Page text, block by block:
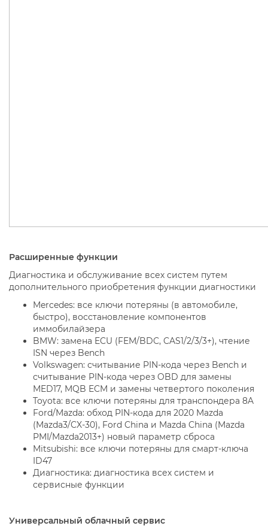
Расширенные функции
Диагностика и обслуживание всех систем путем
дополнительного приобретения функции диагностики
Mercedes: все ключи потеряны (в автомобиле,
быстро), восстановление компонентов
иммобилайзера
BMW: замена ECU (FEM/BDC, CAS1/2/3/3+), чтение
ISN через Bench
Volkswagen: считывание PIN-кода через Bench и
считывание PIN-кода через OBD для замены
MED17, MQB ECM и замены четвертого поколения
Toyota: все ключи потеряны для транспондера 8A
Ford/Mazda: обход PIN-кода для 2020 Mazda
(Mazda3/CX-30), Ford China и Mazda China (Mazda
PMI/Mazda2013+) новый параметр сброса
Mitsubishi: все ключи потеряны для смарт-ключа
ID47
Диагностика: диагностика всех систем и
сервисные функции
Универсальный облачный сервис